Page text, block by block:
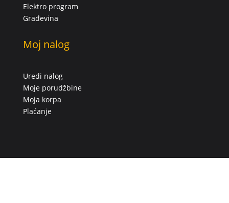
Elektro program
Građevina
Moj nalog
Uredi nalog
Moje porudžbine
Moja korpa
Plaćanje